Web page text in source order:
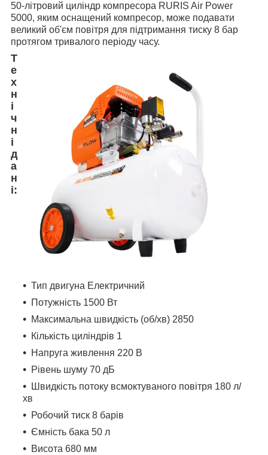
50-літровий циліндр компресора RURIS Air Power
5000, яким оснащений компресор, може подавати
великий об'єм повітря для підтримання тиску 8 бар
протягом тривалого періоду часу.
Т
е
х
н
і
ч
н
і
д
а
н
і:
Тип двигуна Електричний
Потужність 1500 Вт
Максимальна швидкість (об/хв) 2850
Кількість циліндрів 1
Напруга живлення 220 В
Рівень шуму 70 дБ
Швидкість потоку всмоктуваного повітря 180 л/
хв
Робочий тиск 8 барів
Ємність бака 50 л
Висота 680 мм